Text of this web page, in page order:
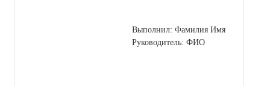
Выполнил: Фамилия Имя
Руководитель: ФИО